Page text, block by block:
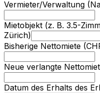
Vermieter/Verwaltung
Mietobjekt (z. B. 3.5-
Zürich)
Bisherige Nettomiete
Neue verlangte
Datum des Erhalts des